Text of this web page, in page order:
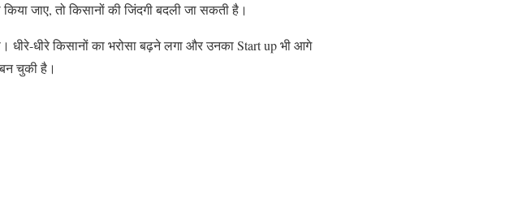
जाए, तो किसानों की जिंदगी बदली जा सकती है।
धीरे-धीरे किसानों का भरोसा बढ़ने लगा और उनका Start up भी आगे
चुकी है।